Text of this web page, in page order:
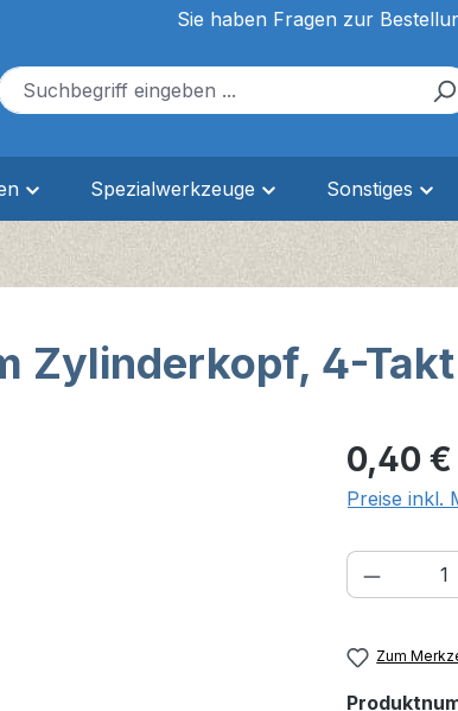
Sie haben Fragen zur
Spezialwerkzeuge Sonstiges
Zylinderkopf, 4-Takt
Regulärer
0,40 €
Preise inkl.
Zum